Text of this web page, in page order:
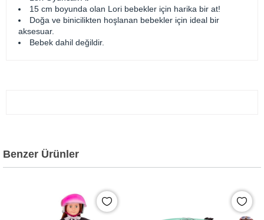
15 cm boyunda olan Lori bebekler için harika bir at!
Doğa ve binicilikten hoşlanan bebekler için ideal bir
aksesuar.
Bebek dahil değildir.
Benzer Ürünler